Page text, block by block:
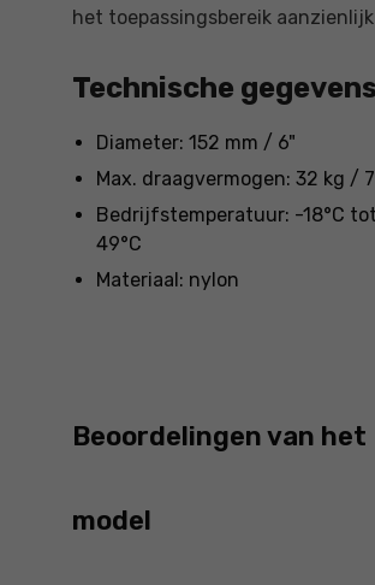
het toepassingsbereik
Technische
Diameter: 152 mm / 6"
Max. draagvermogen: 32 kg /
Bedrijfstemperatuur: -18°C tot
49°C
Materiaal: nylon
Beoordelingen van het
model